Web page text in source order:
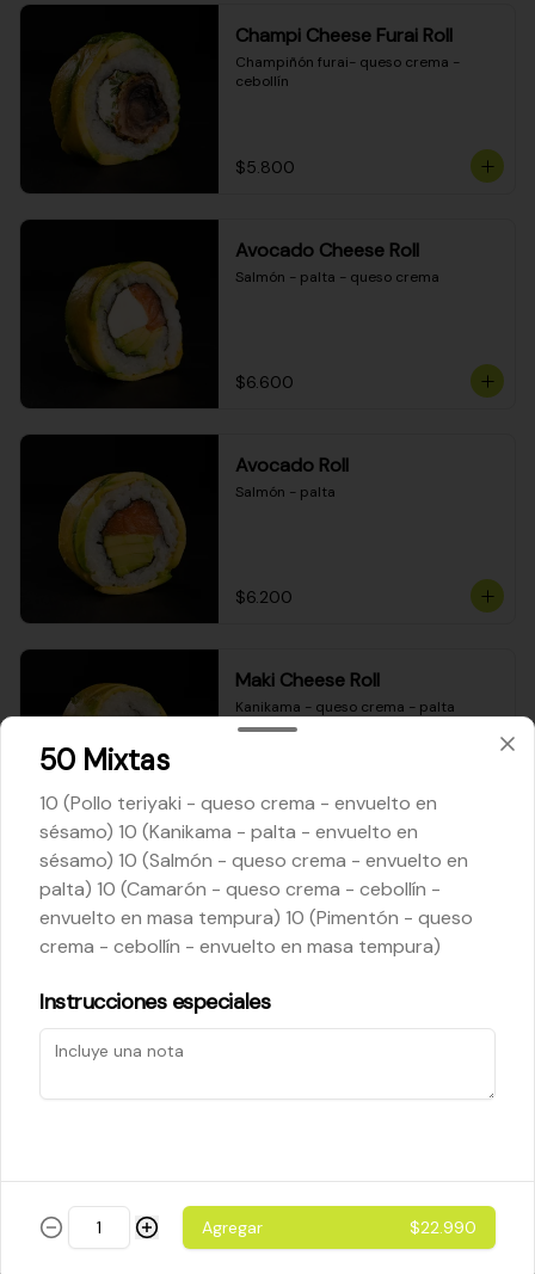
Champi Cheese Furai Roll
Champiñón furai- queso crema -
cebollín
$5.800
Avocado Cheese Roll
Salmón - palta - queso crema
$6.600
Avocado Roll
Salmón - palta
$6.200
Maki Cheese Roll
Kanikama - queso crema - palta
$5.200
Cheese Roll
Queso crema - palta - cebollín
$5.200
$5.800
50 Mixtas
10 (Pollo teriyaki - queso crema - envuelto en
sésamo) 10 (Kanikama - palta - envuelto en
sésamo) 10 (Salmón - queso crema - envuelto en
palta) 10 (Camarón - queso crema - cebollín -
envuelto en masa tempura) 10 (Pimentón - queso
crema - cebollín - envuelto en masa tempura)
Instrucciones especiales
Agregar $22.990